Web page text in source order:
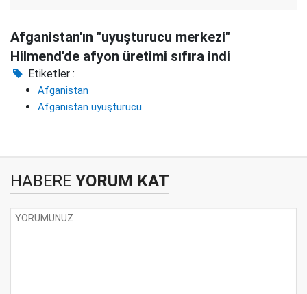
Afganistan'ın "uyuşturucu merkezi"
Hilmend'de afyon üretimi sıfıra indi
Etiketler :
Afganistan
Afganistan uyuşturucu
HABERE YORUM KAT